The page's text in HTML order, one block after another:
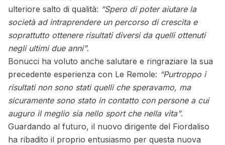
ulteriore salto di qualità: “Spero di poter aiutare la
società ad intraprendere un percorso di crescita e
soprattutto ottenere risultati diversi da quelli ottenuti
negli ultimi due anni”.
Bonucci ha voluto anche salutare e ringraziare la sua
precedente esperienza con Le Remole: “Purtroppo i
risultati non sono stati quelli che speravamo, ma
sicuramente sono stato in contatto con persone a cui
auguro il meglio sia nello sport che nella vita”.
Guardando al futuro, il nuovo dirigente del Fiordaliso
ha ribadito il proprio entusiasmo per questa nuova